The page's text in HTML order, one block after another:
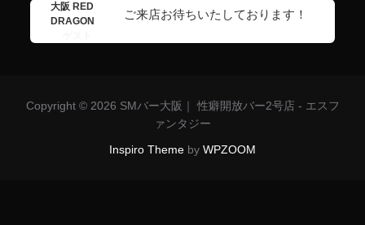
大阪 RED
DRAGON
ご来店お待ちいたしております！
Copyright © 2026 SMバー大阪｜ 性癖開放バー2号店 - エスフ
ァンタジー
Inspiro Theme by WPZOOM